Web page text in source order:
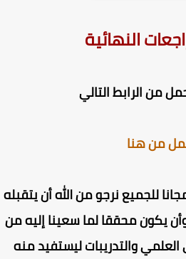
النهائية
من الرابط التالي
من هنا
للجميع نرجو من الله أن يتقبله
يكون محققا لما سعينا إليه من
والتدريبات ليستفيد منه